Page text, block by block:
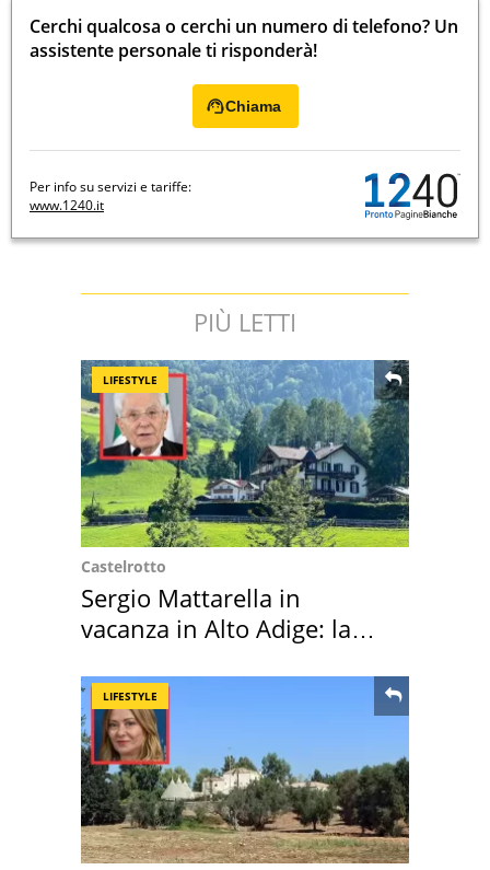
Cerchi qualcosa o cerchi un numero di telefono? Un
assistente personale ti risponderà!
Chiama
Per info su servizi e tariffe:
www.1240.it
PIÙ LETTI
LIFESTYLE
Castelrotto
Sergio Mattarella in
vacanza in Alto Adige: la
LIFESTYLE